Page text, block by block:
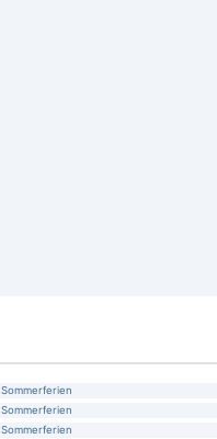
Sommerferien
Sommerferien
Sommerferien